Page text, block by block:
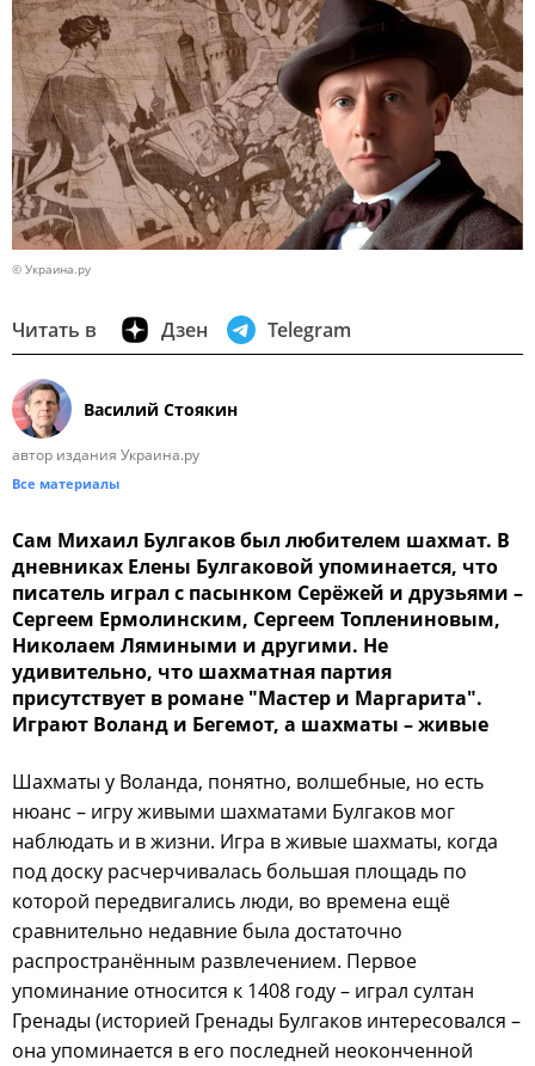
© Украина.ру
Читать в Дзен Telegram
Василий Стоякин
автор издания Украина.ру
Все материалы
Сам Михаил Булгаков был любителем шахмат. В
дневниках Елены Булгаковой упоминается, что
писатель играл с пасынком Серёжей и друзьями –
Сергеем Ермолинским, Сергеем Топлениновым,
Николаем Лямиными и другими. Не
удивительно, что шахматная партия
присутствует в романе "Мастер и Маргарита".
Играют Воланд и Бегемот, а шахматы – живые
Шахматы у Воланда, понятно, волшебные, но есть
нюанс – игру живыми шахматами Булгаков мог
наблюдать и в жизни. Игра в живые шахматы, когда
под доску расчерчивалась большая площадь по
которой передвигались люди, во времена ещё
сравнительно недавние была достаточно
распространённым развлечением. Первое
упоминание относится к 1408 году – играл султан
Гренады (историей Гренады Булгаков интересовался –
она упоминается в его последней неоконченной